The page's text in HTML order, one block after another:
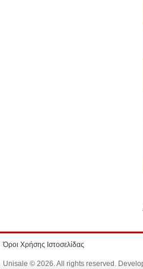
Όροι Χρήσης Ιστοσελίδας
Unisale © 2026. All rights reserved.